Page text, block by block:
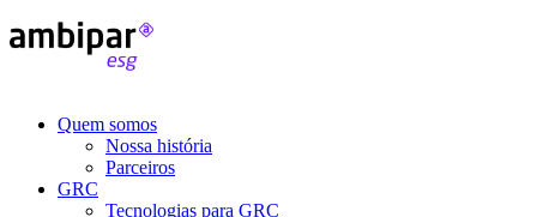
Quem somos
Nossa história
Parceiros
GRC
Tecnologias para GRC